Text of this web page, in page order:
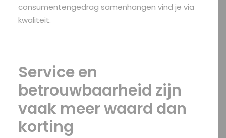
consumentengedrag samenhangen vind je via
kwaliteit.
Service en
betrouwbaarheid zijn
vaak meer waard dan
korting